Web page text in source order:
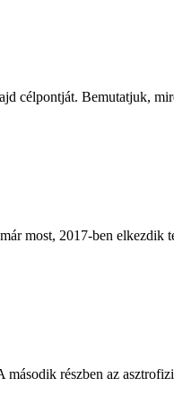
célpontját. Bemutatjuk,
most, 2017-ben elkezdik
részben az